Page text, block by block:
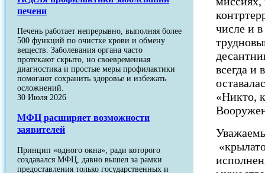
печени
Печень работает непрерывно, выполняя более
500 функций по очистке крови и обмену
веществ. Заболевания органа часто
протекают скрыто, но своевременная
диагностика и простые меры профилактики
помогают сохранить здоровье и избежать
осложнений.
30 Июля 2026
МФЦ расширяет возможности
заявителей
Принцип «одного окна», ради которого
создавался МФЦ, давно вышел за рамки
предоставления только государственных и
числе и
всегда и
«Никто,